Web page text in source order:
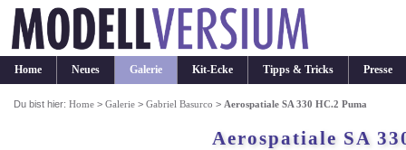
Home Neues Galerie Kit-Ecke Tipps & Tricks Presse
Du bist hier:Home >Galerie >Gabriel Basurco > Aerospatiale SA 330 HC.2 Puma
Aerospatiale SA